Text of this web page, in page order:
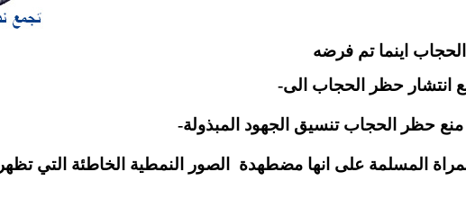
اينما تم فرضه
-انتشار حظر الحجاب الى
-تنسيق الجهود المبذولة منع حظر الحجاب
الصور النمطية الخاطئة التي تظهر المسلمة على انها مضطهدة